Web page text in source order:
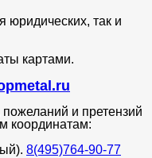
юридических, так и
картами.
и претензий
координатам:
8(495)764-90-77